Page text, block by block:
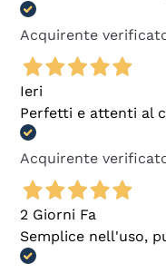
Acquirente
Ieri
Perfetti e attenti al
Acquirente
2 Giorni Fa
Semplice nell'uso,